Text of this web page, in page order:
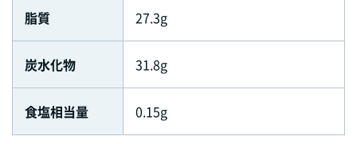
脂質 27.3g
炭水化物 31.8g
食塩相当量 0.15g